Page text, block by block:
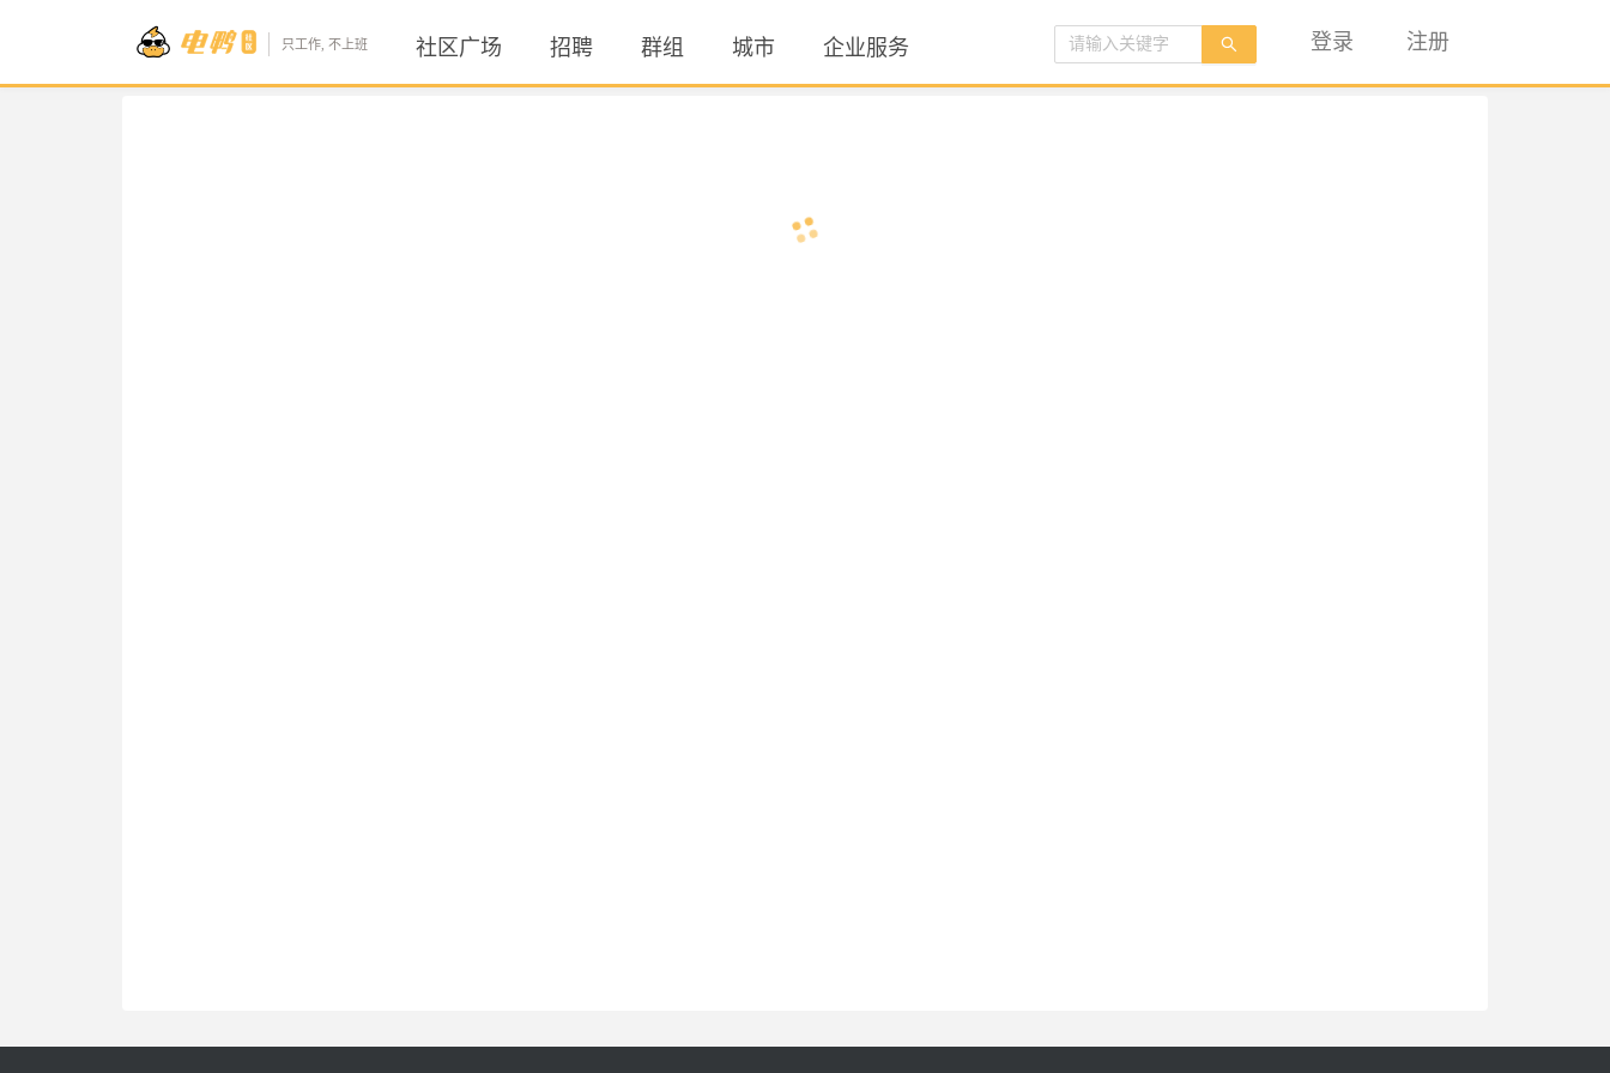
只工作, 不上班 社区广场 招聘 群组 城市 企业服务 登录 注册